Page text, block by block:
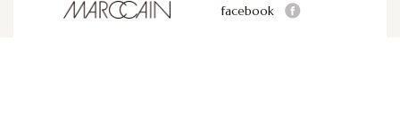
facebook